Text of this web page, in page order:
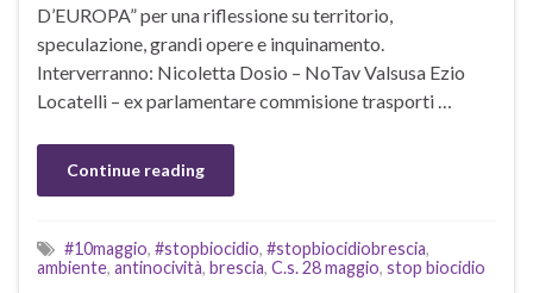
D’EUROPA” per una riflessione su territorio,
speculazione, grandi opere e inquinamento.
Interverranno: Nicoletta Dosio – NoTav Valsusa Ezio
Locatelli – ex parlamentare commisione trasporti …
Continue reading
#10maggio, #stopbiocidio, #stopbiocidiobrescia,
ambiente, antinocività, brescia, C.s. 28 maggio, stop biocidio